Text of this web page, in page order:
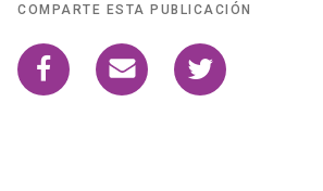
COMPARTE ESTA PUBLICACIÓN